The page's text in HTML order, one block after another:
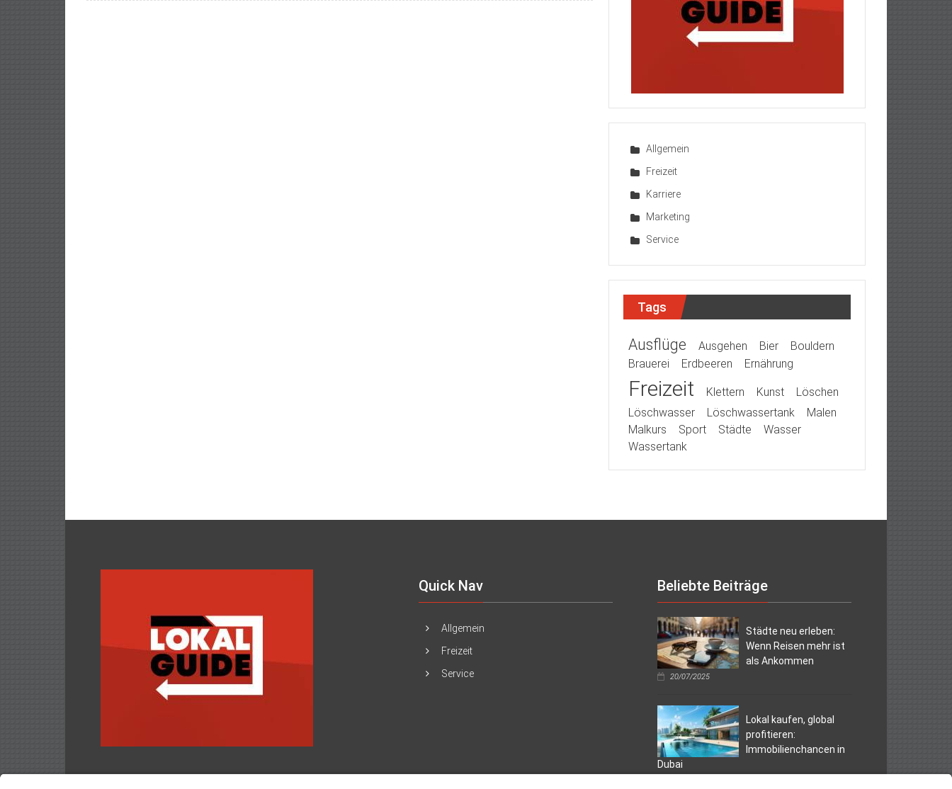
Allgemein
Freizeit
Karriere
Marketing
Service
Tags
Ausflüge Ausgehen Bier
Bouldern
Brauerei
Erdbeeren Ernährung
Freizeit Klettern Kunst
Löschen
Löschwasser
Löschwassertank
Malen
Malkurs
Sport Städte
Wasser
Wassertank
Quick Nav
Allgemein
Freizeit
Service
Beliebte Beiträge
Städte neu erleben:
Wenn Reisen mehr ist
als Ankommen
20/07/2025
Lokal kaufen, global
profitieren:
Immobilienchancen in
Dubai